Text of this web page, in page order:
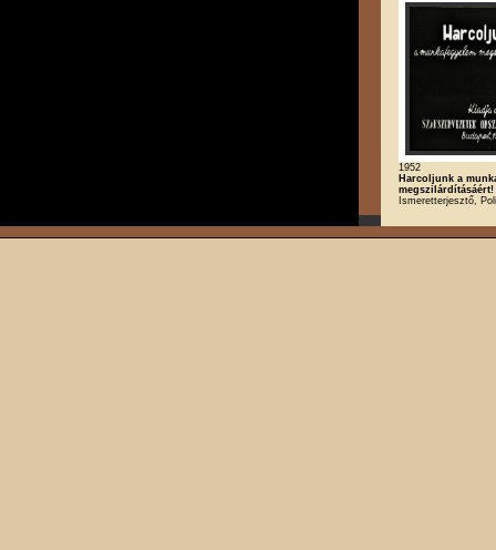
1952
Harcoljunk a
megszilárdításáért!
Ismeretterjesztő,